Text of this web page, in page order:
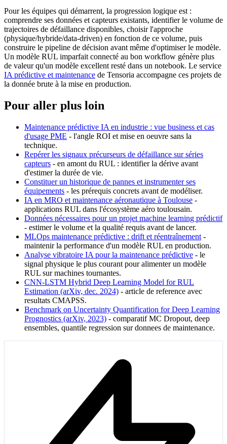
Pour les équipes qui démarrent, la progression logique est :
comprendre ses données et capteurs existants, identifier le volume de
trajectoires de défaillance disponibles, choisir l'approche
(physique/hybride/data-driven) en fonction de ce volume, puis
construire le pipeline de décision avant même d'optimiser le modèle.
Un modèle RUL imparfait connecté au bon workflow génère plus
de valeur qu'un modèle excellent resté dans un notebook. Le service
IA prédictive et maintenance de Tensoria accompagne ces projets de
la donnée brute à la mise en production.
Pour aller plus loin
Maintenance prédictive IA en industrie : vue business et cas
d'usage PME - l'angle ROI et mise en oeuvre sans la
technique.
Repérer les signaux précurseurs de défaillance sur séries
capteurs - en amont du RUL : identifier la dérive avant
d'estimer la durée de vie.
Constituer un historique de pannes et instrumenter ses
équipements - les prérequis concrets avant de modéliser.
IA en MRO et maintenance aéronautique à Toulouse -
applications RUL dans l'écosystème aéro toulousain.
Données nécessaires pour un projet machine learning prédictif
- estimer le volume et la qualité requis avant de lancer.
MLOps maintenance prédictive : drift et réentraînement -
maintenir la performance d'un modèle RUL en production.
Analyse vibratoire IA pour la maintenance prédictive - le
signal physique le plus courant pour alimenter un modèle
RUL sur machines tournantes.
CNN-LSTM Hybrid Deep Learning Model for RUL
Estimation (arXiv, dec. 2024) - article de reference avec
resultats CMAPSS.
Benchmark on Uncertainty Quantification for Deep Learning
Prognostics (arXiv, 2023) - comparatif MC Dropout, deep
ensembles, quantile regression sur donnees de maintenance.